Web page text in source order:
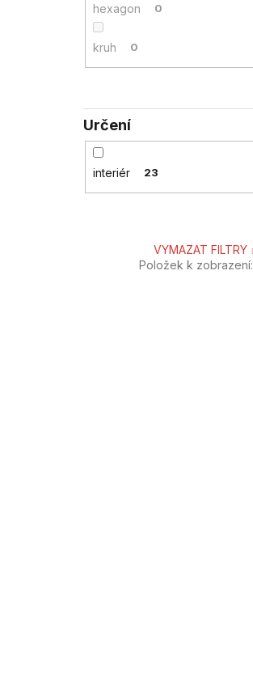
hexagon 0
kruh 0
Určení
interiér 23
VYMAZAT FILTRY
Položek k zobrazení: